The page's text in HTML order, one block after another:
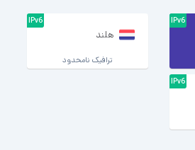
IPv6
IPv6
هلند
ترافیک نامحدود
IPv6